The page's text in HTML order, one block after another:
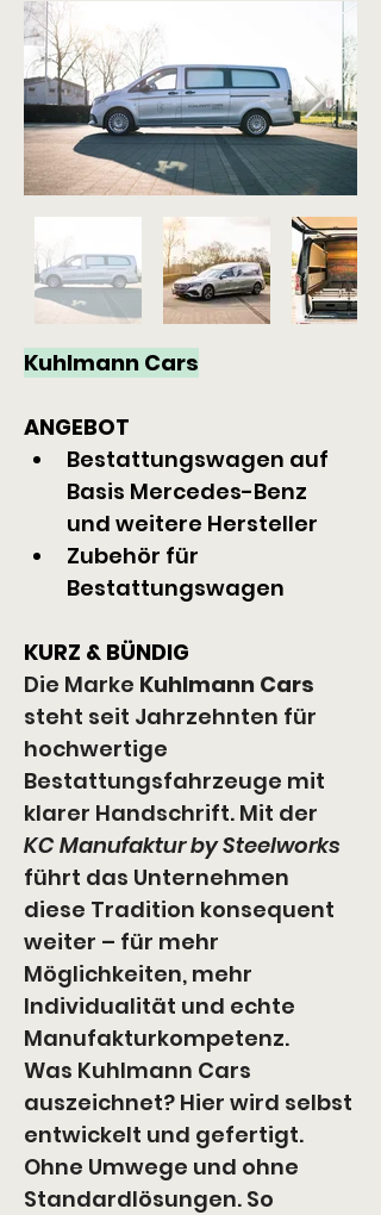
Kuhlmann Cars
ANGEBOT
Bestattungswagen auf
Basis Mercedes-Benz
und weitere Hersteller
Zubehör für
Bestattungswagen
KURZ & BÜNDIG
Die Marke Kuhlmann Cars
steht seit Jahrzehnten für
hochwertige
Bestattungsfahrzeuge mit
klarer Handschrift. Mit der
KC Manufaktur by Steelworks
führt das Unternehmen
diese Tradition konsequent
weiter – für mehr
Möglichkeiten, mehr
Individualität und echte
Manufakturkompetenz.
Was Kuhlmann Cars
auszeichnet? Hier wird selbst
entwickelt und gefertigt.
Ohne Umwege und ohne
Standardlösungen. So